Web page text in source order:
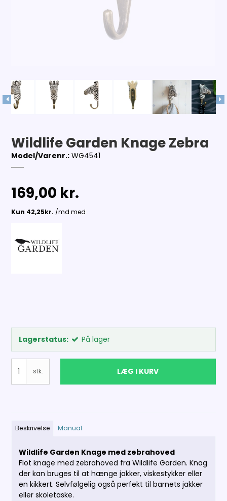
Wildlife Garden Knage Zebra
Model/Varenr.: WG4541
169,00 kr.
Lagerstatus: På lager
stk. LÆG I KURV
Beskrivelse Manual
Wildlife Garden Knage med zebrahoved
Flot knage med zebrahoved fra Wildlife Garden. Knag
der kan bruges til at hænge jakker, viskestykker eller
en kikkert. Selvfølgelig også perfekt til barnets jakker
eller skoletaske.